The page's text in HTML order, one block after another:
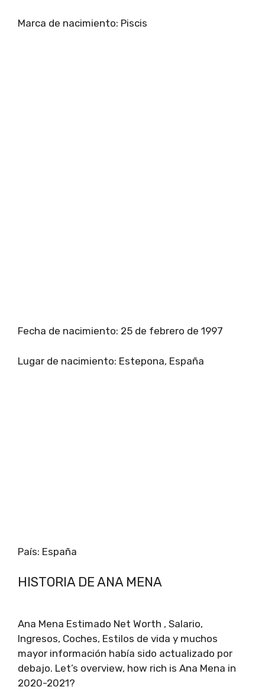
Marca de nacimiento: Piscis
Fecha de nacimiento: 25 de febrero de 1997
Lugar de nacimiento: Estepona, España
País: España
HISTORIA DE ANA MENA
Ana Mena Estimado Net Worth , Salario,
Ingresos, Coches, Estilos de vida y muchos
mayor información había sido actualizado por
debajo. Let’s overview, how rich is Ana Mena in
2020-2021?